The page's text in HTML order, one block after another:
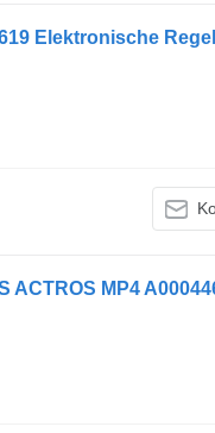
MP4